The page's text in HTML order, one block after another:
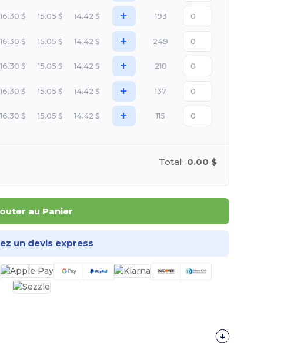
16.30 $ 15.05 $ 14.42 $ + 193
16.30 $ 15.05 $ 14.42 $ + 249
16.30 $ 15.05 $ 14.42 $ + 210
16.30 $ 15.05 $ 14.42 $ + 137
16.30 $ 15.05 $ 14.42 $ + 115
Total: 0.00 $
au Panier
un devis express